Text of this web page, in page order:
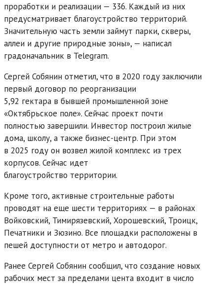
проработки и реализации — 336. Каждый из них
предусматривает благоустройство территорий.
Значительную часть земли займут парки, скверы,
аллеи и другие природные зоны», — написал
градоначальник в Telegram.
Сергей Собянин отметил, что в 2020 году заключили
первый договор по реорганизации
5,92 гектара в бывшей промышленной зоне
«Октябрьское поле». Сейчас проект почти
полностью завершили. Инвестор построил жилые
дома, школу, а также бизнес-центр. При этом
в 2025 году он возвел жилой комплекс из трех
корпусов. Сейчас идет
благоустройство территории.
Кроме того, активные строительные работы
проводят на еще шести территориях — в районах
Войковский, Тимирязевский, Хорошевский, Троицк,
Печатники и Зюзино. Все площадки расположены в
пешей доступности от метро и автодорог.
Ранее Сергей Собянин сообщил, что создание новых
рабочих мест за пределами цента входит в число